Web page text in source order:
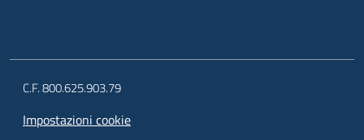
C.F. 800.625.903.79
Impostazioni cookie